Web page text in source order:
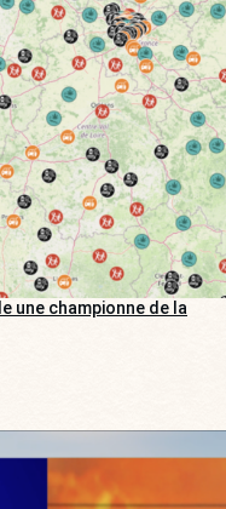
une championne de la